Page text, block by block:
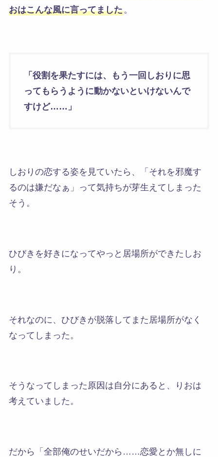
おはこんな風に言ってました。
「役割を果たすには、もう一回しおりに思
ってもらうように動かないといけないんで
すけど……」
しおりの恋する姿を見ていたら、
「それを邪魔す
るのは嫌だなぁ」って気持ちが芽生えてしまった
そう 。
ひびきを好きになってやっと居場所ができたしお
り。
それなのに、ひびきが脱落してまた居場所がなく
なってしまった。
そうなってしまった原因は自分にあると、りおは
考えていました。
だから
「全部俺のせいだから……恋愛とか無しに